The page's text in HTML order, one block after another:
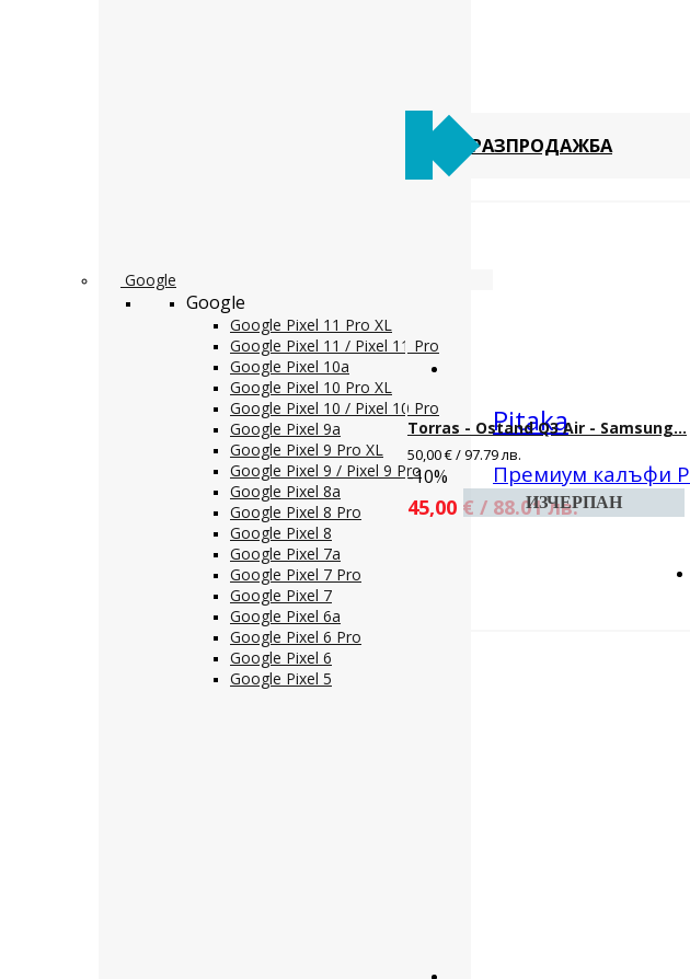
Google
Google
Google Pixel 11 Pro XL
Google Pixel 11 / Pixel 11 Pro
Google Pixel 10a
Google Pixel 10 Pro XL
Google Pixel 10 / Pixel 10 Pro
Google Pixel 9a
Google Pixel 9 Pro XL
Google Pixel 9 / Pixel 9 Pro
Google Pixel 8a
Google Pixel 8 Pro
Google Pixel 8
Google Pixel 7a
Google Pixel 7 Pro
Google Pixel 7
Google Pixel 6a
Google Pixel 6 Pro
Google Pixel 6
Google Pixel 5
Pitaka
Премиум калъфи
РАЗПРОДАЖБА
Torras - Ostand Q3 Air - Samsung...
50,00 € / 97.79 лв.
-10%
45,00 € / 88.01 лв.